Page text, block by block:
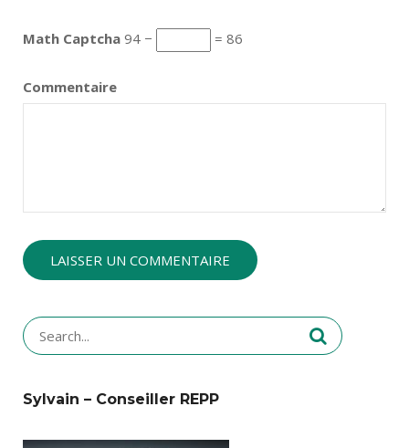
Math Captcha 94 − = 86
Commentaire
Search
for:
Sylvain – Conseiller REPP